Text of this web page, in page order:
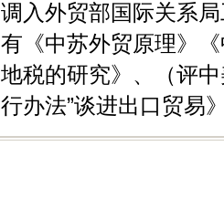
调入外贸部国际关系
有《中苏外贸原理》
地税的研究》、（评
行办法”谈进出口贸易